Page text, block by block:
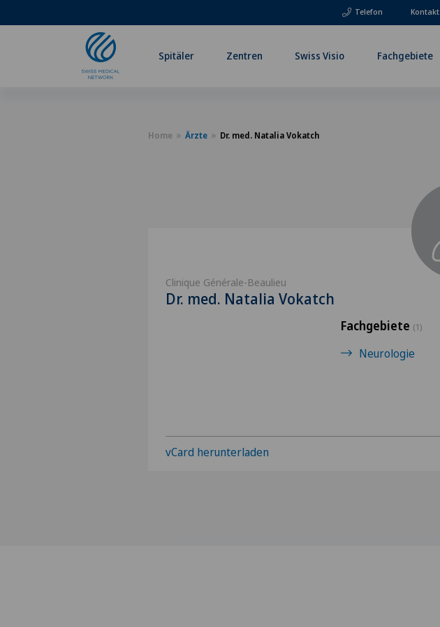
Telefon Kontakt
Spitäler Zentren Swiss Visio Fachgebiete
Home Ärzte Dr. med. Natalia Vokatch
Clinique Générale-Beaulieu
Dr. med. Natalia Vokatch
Fachgebiete (1)
Neurologie
vCard herunterladen